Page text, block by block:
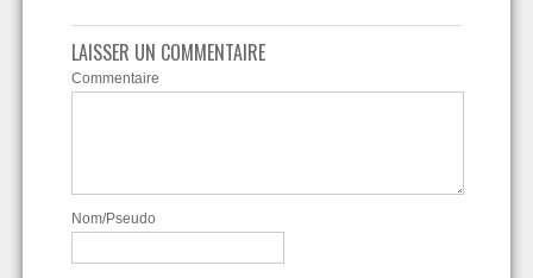
LAISSER UN COMMENTAIRE
Commentaire
Nom/Pseudo